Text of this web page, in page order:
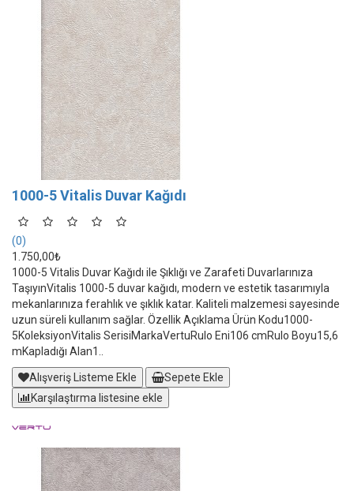
1000-5 Vitalis Duvar Kağıdı
(0)
1.750,00₺
1000-5 Vitalis Duvar Kağıdı ile Şıklığı ve Zarafeti Duvarlarınıza
TaşıyınVitalis 1000-5 duvar kağıdı, modern ve estetik tasarımıyla
mekanlarınıza ferahlık ve şıklık katar. Kaliteli malzemesi sayesinde
uzun süreli kullanım sağlar. Özellik Açıklama Ürün Kodu1000-
5KoleksiyonVitalis SerisiMarkaVertuRulo Eni106 cmRulo Boyu15,6
mKapladığı Alan1..
Alışveriş Listeme Ekle
Sepete Ekle
Karşılaştırma listesine ekle